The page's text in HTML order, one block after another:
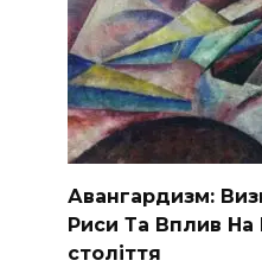
Авангардизм:
Риси Та Вплив
століття